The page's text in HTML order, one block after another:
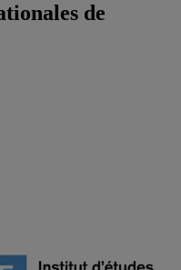
de